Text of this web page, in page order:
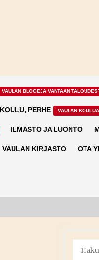
VAULAN BLOGEJA VANTAAN
KOULU, PERHE VAULAN
ILMASTO JA LUONTO
VAULAN KIRJASTO OTA